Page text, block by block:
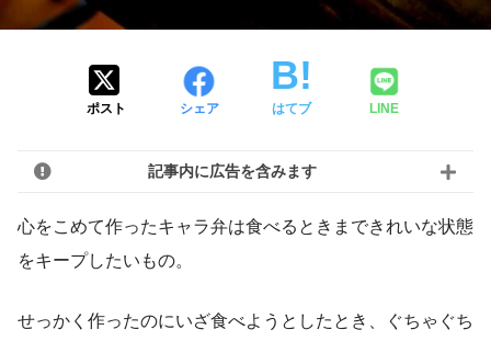
ポスト シェア はてブ LINE
記事内に広告を含みます
心をこめて作ったキャラ弁は食べるときまできれいな状態
をキープしたいもの。
せっかく作ったのにいざ食べようとしたとき、ぐちゃぐち